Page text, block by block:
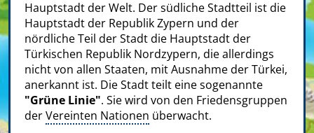
Hauptstadt der Welt. Der südliche Stadtteil ist die
Hauptstadt der Republik Zypern und der
nördliche Teil der Stadt die Hauptstadt der
Türkischen Republik Nordzypern, die allerdings
nicht von allen Staaten, mit Ausnahme der Türkei,
anerkannt ist. Die Stadt teilt eine sogenannte
"Grüne Linie". Sie wird von den Friedensgruppen
derVereinten Nationen überwacht.